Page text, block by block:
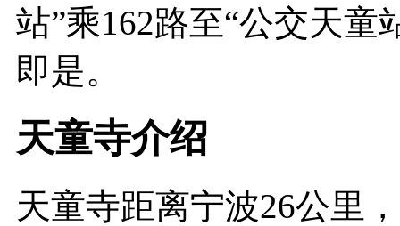
站”乘162路至“公交天童
即是。
天童寺介绍
天童寺距离宁波26公里